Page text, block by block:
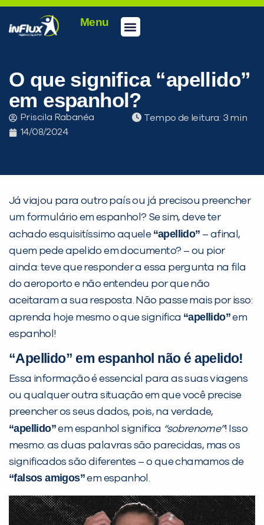
Menu
O que significa “apellido”
em espanhol?
Priscila Rabanéa
14/08/2024
Tempo de leitura:
Já viajou para outro país ou já precisou preencher
um formulário em espanhol? Se sim, deve ter
achado esquisitíssimo aquele “apellido” – afinal,
quem pede apelido em documento? – ou pior
ainda: teve que responder a essa pergunta na fila
do aeroporto e não entendeu por que não
aceitaram a sua resposta. Não passe mais por isso:
aprenda hoje mesmo o que significa “apellido”em
espanhol!
“Apellido” em espanhol não é apelido!
Essa informação é essencial para as suas viagens
ou qualquer outra situação em que você precise
preencher os seus dados, pois, na verdade,
“apellido”em espanhol significa “sobrenome”! Isso
mesmo: as duas palavras são parecidas, mas os
significados são diferentes – o que chamamos de
“falsos amigos”em espanhol.
PEÇA UMA DEMONSTRAÇÃO DE MÉTODO
Desculpe!
Não encontramos nenhuma unidade
inFlux nesta cidade ou bairro que
você digitou.